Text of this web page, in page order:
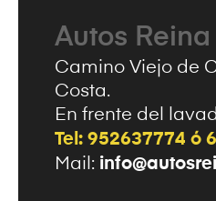
Autos Reina
Camino Viejo de
Costa.
En frente del
Tel: 952637774 ó
Mail: